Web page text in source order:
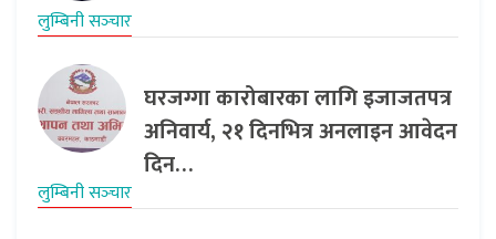
लुम्बिनी सञ्‍चार
घरजग्गा कारोबारका लागि इजाजतपत्र
अनिवार्य, २१ दिनभित्र अनलाइन आवेदन
दिन…
लुम्बिनी सञ्‍चार